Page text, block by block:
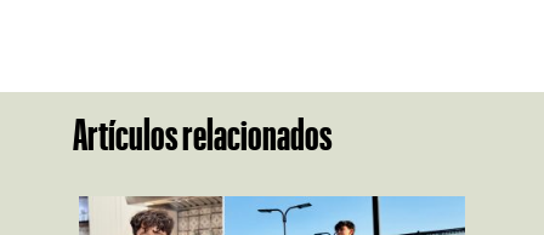
Artículos relacionados